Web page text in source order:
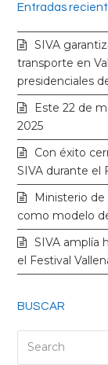
Entradas
SIVA
transporte en
presidenciales
Este 22 de
2025
Con éxito
SIVA durante el
Ministerio
como modelo
SIVA amplía
el Festival
BUSCAR